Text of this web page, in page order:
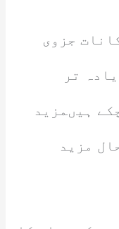
جزوی
تر
ہیںمزید
مزید